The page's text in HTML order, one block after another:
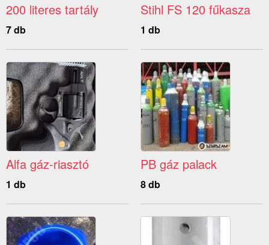
200 literes tartály
7 db
Stihl FS 120 fűkasza
1 db
Alfa gáz-riasztó
1 db
PB gáz palack
8 db